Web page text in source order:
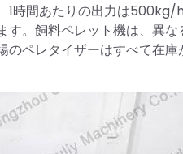
1時間あたりの出力は
。飼料ペレット機は、異な
ペレタイザーはすべて在